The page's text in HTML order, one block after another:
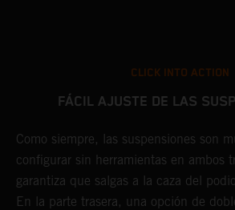
CLICK INTO ACTION
FÁCIL AJUSTE DE LAS
Como siempre, las suspensiones son
configurar sin herramientas en ambos
garantiza que salgas a la caza del
En la parte trasera, una opción de